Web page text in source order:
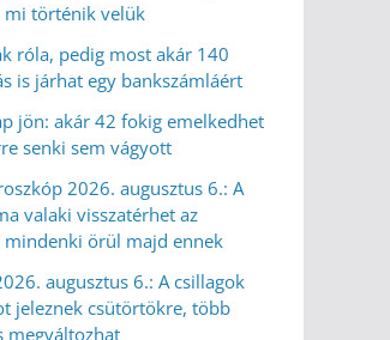
mi történik velük
róla, pedig most akár 140
is járhat egy bankszámláért
jön: akár 42 fokig emelkedhet
senki sem vágyott
2026. augusztus 6.: A
valaki visszatérhet az
mindenki örül majd ennek
augusztus 6.: A csillagok
jeleznek csütörtökre, több
megváltozhat